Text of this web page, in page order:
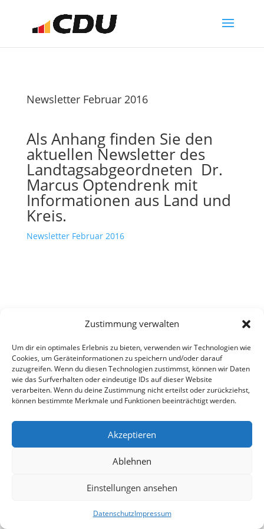
Zustimmung verwalten
Um dir ein optimales Erlebnis zu bieten, verwenden wir Technologien wie
Cookies, um Geräteinformationen zu speichern und/oder darauf
zuzugreifen. Wenn du diesen Technologien zustimmst, können wir Daten
wie das Surfverhalten oder eindeutige IDs auf dieser Website
verarbeiten. Wenn du deine Zustimmung nicht erteilst oder zurückziehst,
können bestimmte Merkmale und Funktionen beeinträchtigt werden.
Akzeptieren
Ablehnen
Einstellungen ansehen
DatenschutzImpressum
Newsletter Februar 2016
Als Anhang finden Sie den
aktuellen Newsletter des
Landtagsabgeordneten Dr.
Marcus Optendrenk mit
Informationen aus Land und
Kreis.
Newsletter Februar 2016